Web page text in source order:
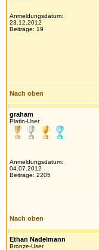
Anmeldungsdatum:
23.12.2012
Beiträge: 19
Nach oben
graham
Platin-User
Anmeldungsdatum:
04.07.2012
Beiträge: 2205
Nach oben
Ethan Nadelmann
Bronze-User